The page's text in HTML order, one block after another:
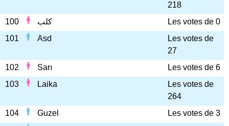
218
100
كلب
Les votes de 0
101
Asd
Les votes de
27
102
Sarı
Les votes de 6
103
Laika
Les votes de
264
104
Guzel
Les votes de 3